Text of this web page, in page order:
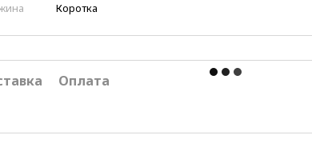
Коротка
Оплата